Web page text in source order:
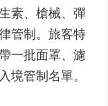
素、槍械、彈
管制。旅客特
一批面罩、濾
境管制名單。